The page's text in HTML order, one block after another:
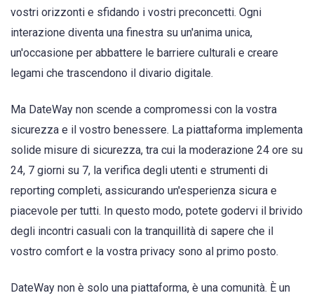
vostri orizzonti e sfidando i vostri preconcetti. Ogni
interazione diventa una finestra su un'anima unica,
un'occasione per abbattere le barriere culturali e creare
legami che trascendono il divario digitale.
Ma DateWay non scende a compromessi con la vostra
sicurezza e il vostro benessere. La piattaforma implementa
solide misure di sicurezza, tra cui la moderazione 24 ore su
24, 7 giorni su 7, la verifica degli utenti e strumenti di
reporting completi, assicurando un'esperienza sicura e
piacevole per tutti. In questo modo, potete godervi il brivido
degli incontri casuali con la tranquillità di sapere che il
vostro comfort e la vostra privacy sono al primo posto.
DateWay non è solo una piattaforma, è una comunità. È un